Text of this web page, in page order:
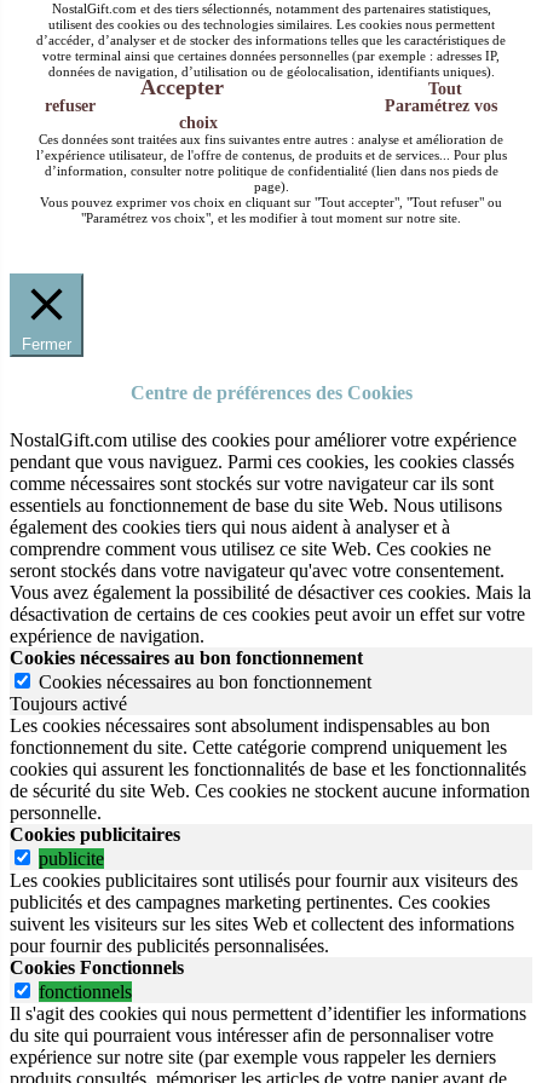
NostalGift.com et des tiers sélectionnés, notamment des partenaires statistiques,
utilisent des cookies ou des technologies similaires. Les cookies nous permettent
d’accéder, d’analyser et de stocker des informations telles que les caractéristiques de
votre terminal ainsi que certaines données personnelles (par exemple : adresses IP,
données de navigation, d’utilisation ou de géolocalisation, identifiants uniques).
Accepter
Tout
refuser
Paramétrez vos
choix
Ces données sont traitées aux fins suivantes entre autres : analyse et amélioration de
l’expérience utilisateur, de l'offre de contenus, de produits et de services... Pour plus
d’information, consulter notre politique de confidentialité (lien dans nos pieds de
page).
Vous pouvez exprimer vos choix en cliquant sur "Tout accepter", "Tout refuser" ou
"Paramétrez vos choix", et les modifier à tout moment sur notre site.
Fermer
Centre de préférences des Cookies
NostalGift.com utilise des cookies pour améliorer votre expérience
pendant que vous naviguez. Parmi ces cookies, les cookies classés
comme nécessaires sont stockés sur votre navigateur car ils sont
essentiels au fonctionnement de base du site Web. Nous utilisons
également des cookies tiers qui nous aident à analyser et à
comprendre comment vous utilisez ce site Web. Ces cookies ne
seront stockés dans votre navigateur qu'avec votre consentement.
Vous avez également la possibilité de désactiver ces cookies. Mais la
désactivation de certains de ces cookies peut avoir un effet sur votre
expérience de navigation.
Cookies nécessaires au bon fonctionnement
Cookies nécessaires au bon fonctionnement
Toujours activé
Les cookies nécessaires sont absolument indispensables au bon
fonctionnement du site. Cette catégorie comprend uniquement les
cookies qui assurent les fonctionnalités de base et les fonctionnalités
de sécurité du site Web. Ces cookies ne stockent aucune information
personnelle.
Cookies publicitaires
publicite
Les cookies publicitaires sont utilisés pour fournir aux visiteurs des
publicités et des campagnes marketing pertinentes. Ces cookies
suivent les visiteurs sur les sites Web et collectent des informations
pour fournir des publicités personnalisées.
Cookies Fonctionnels
fonctionnels
Il s'agit des cookies qui nous permettent d’identifier les informations
du site qui pourraient vous intéresser afin de personnaliser votre
expérience sur notre site (par exemple vous rappeler les derniers
produits consultés, mémoriser les articles de votre panier avant de